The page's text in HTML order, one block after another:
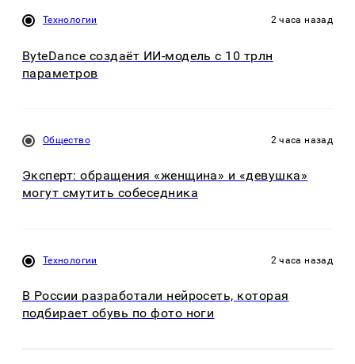
Технологии 2 часа назад
ByteDance создаёт ИИ-модель с 10 трлн
параметров
Общество 2 часа назад
Эксперт: обращения «женщина» и «девушка»
могут смутить собеседника
Технологии 2 часа назад
В России разработали нейросеть, которая
подбирает обувь по фото ноги